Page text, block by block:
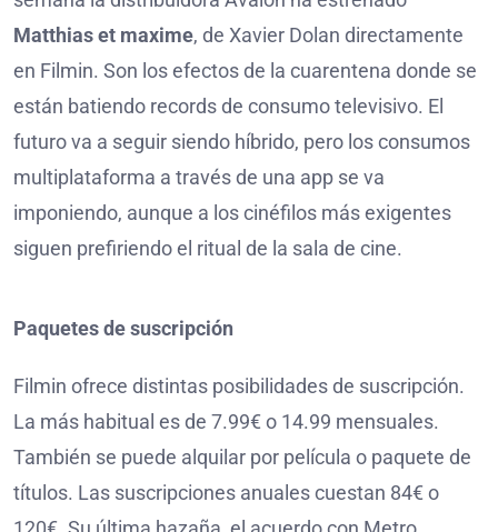
Matthias et maxime, de Xavier Dolan directamente
en Filmin. Son los efectos de la cuarentena donde se
están batiendo records de consumo televisivo. El
futuro va a seguir siendo híbrido, pero los consumos
multiplataforma a través de una app se va
imponiendo, aunque a los cinéfilos más exigentes
siguen prefiriendo el ritual de la sala de cine.
Paquetes de suscripción
Filmin ofrece distintas posibilidades de suscripción.
La más habitual es de 7.99€ o 14.99 mensuales.
También se puede alquilar por película o paquete de
títulos. Las suscripciones anuales cuestan 84€ o